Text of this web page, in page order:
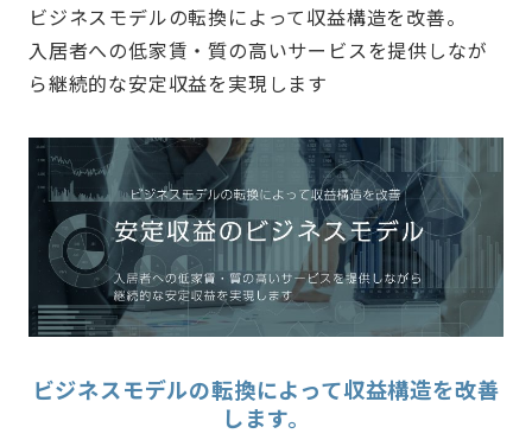
ビジネスモデルの転換によって収益構造を改善。
入居者への低家賃・質の高いサービスを提供しなが
ら継続的な安定収益を実現します
ビジネスモデルの転換によって収益構造を改善
します。